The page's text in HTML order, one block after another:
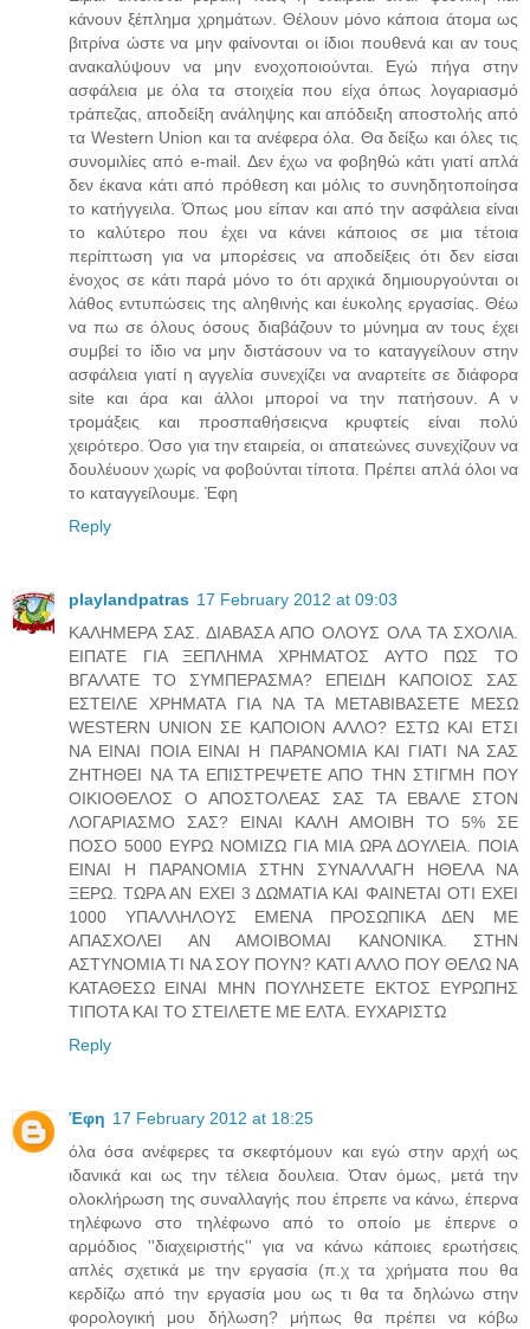
κάνουν ξέπλημα χρημάτων. Θέλουν μόνο κάποια άτομα ως
βιτρίνα ώστε να μην φαίνονται οι ίδιοι πουθενά και αν τους
ανακαλύψουν να μην ενοχοποιούνται. Εγώ πήγα στην
ασφάλεια με όλα τα στοιχεία που είχα όπως λογαριασμό
τράπεζας, αποδείξη ανάληψης και απόδειξη αποστολής από
τα Western Union και τα ανέφερα όλα. Θα δείξω και όλες τις
συνομιλίες από e-mail. Δεν έχω να φοβηθώ κάτι γιατί απλά
δεν έκανα κάτι από πρόθεση και μόλις το συνηδητοποίησα
το κατήγγειλα. Όπως μου είπαν και από την ασφάλεια είναι
το καλύτερο που έχει να κάνει κάποιος σε μια τέτοια
περίπτωση για να μπορέσεις να αποδείξεις ότι δεν είσαι
ένοχος σε κάτι παρά μόνο το ότι αρχικά δημιουργούνται οι
λάθος εντυπώσεις της αληθινής και έυκολης εργασίας. Θέω
να πω σε όλους όσους διαβάζουν το μύνημα αν τους έχει
συμβεί το ίδιο να μην διστάσουν να το καταγγείλουν στην
ασφάλεια γιατί η αγγελία συνεχίζει να αναρτείτε σε διάφορα
site και άρα και άλλοι μποροί να την πατήσουν. Α ν
τρομάξεις και προσπαθήσειςνα κρυφτείς είναι πολύ
χειρότερο. Όσο για την εταιρεία, οι απατεώνες συνεχίζουν να
δουλέυουν χωρίς να φοβούνται τίποτα. Πρέπει απλά όλοι να
το καταγγείλουμε. Έφη
Reply
playlandpatras 17 February 2012 at 09:03
ΚΑΛΗΜΕΡΑ ΣΑΣ. ΔΙΑΒΑΣΑ ΑΠΟ ΟΛΟΥΣ ΟΛΑ ΤΑ ΣΧΟΛΙΑ.
ΕΙΠΑΤΕ ΓΙΑ ΞΕΠΛΗΜΑ ΧΡΗΜΑΤΟΣ ΑΥΤΟ ΠΩΣ ΤΟ
ΒΓΑΛΑΤΕ ΤΟ ΣΥΜΠΕΡΑΣΜΑ? ΕΠΕΙΔΗ ΚΑΠΟΙΟΣ ΣΑΣ
ΕΣΤΕΙΛΕ ΧΡΗΜΑΤΑ ΓΙΑ ΝΑ ΤΑ ΜΕΤΑΒΙΒΑΣΕΤΕ ΜΕΣΩ
WESTERN UNION ΣΕ ΚΑΠΟΙΟΝ ΑΛΛΟ? ΕΣΤΩ ΚΑΙ ΕΤΣΙ
ΝΑ ΕΙΝΑΙ ΠΟΙΑ ΕΙΝΑΙ Η ΠΑΡΑΝΟΜΙΑ ΚΑΙ ΓΙΑΤΙ ΝΑ ΣΑΣ
ΖΗΤΗΘΕΙ ΝΑ ΤΑ ΕΠΙΣΤΡΕΨΕΤΕ ΑΠΟ ΤΗΝ ΣΤΙΓΜΗ ΠΟΥ
ΟΙΚΙΟΘΕΛΟΣ Ο ΑΠΟΣΤΟΛΕΑΣ ΣΑΣ ΤΑ ΕΒΑΛΕ ΣΤΟΝ
ΛΟΓΑΡΙΑΣΜΟ ΣΑΣ? ΕΙΝΑΙ ΚΑΛΗ ΑΜΟΙΒΗ ΤΟ 5% ΣΕ
ΠΟΣΟ 5000 ΕΥΡΩ ΝΟΜΙΖΩ ΓΙΑ ΜΙΑ ΩΡΑ ΔΟΥΛΕΙΑ. ΠΟΙΑ
ΕΙΝΑΙ Η ΠΑΡΑΝΟΜΙΑ ΣΤΗΝ ΣΥΝΑΛΛΑΓΗ ΗΘΕΛΑ ΝΑ
ΞΕΡΩ. ΤΩΡΑ ΑΝ ΕΧΕΙ 3 ΔΩΜΑΤΙΑ ΚΑΙ ΦΑΙΝΕΤΑΙ ΟΤΙ ΕΧΕΙ
1000 ΥΠΑΛΛΗΛΟΥΣ ΕΜΕΝΑ ΠΡΟΣΩΠΙΚΑ ΔΕΝ ΜΕ
ΑΠΑΣΧΟΛΕΙ ΑΝ ΑΜΟΙΒΟΜΑΙ ΚΑΝΟΝΙΚΑ. ΣΤΗΝ
ΑΣΤΥΝΟΜΙΑ ΤΙ ΝΑ ΣΟΥ ΠΟΥΝ? ΚΑΤΙ ΑΛΛΟ ΠΟΥ ΘΕΛΩ ΝΑ
ΚΑΤΑΘΕΣΩ ΕΙΝΑΙ ΜΗΝ ΠΟΥΛΗΣΕΤΕ ΕΚΤΟΣ ΕΥΡΩΠΗΣ
ΤΙΠΟΤΑ ΚΑΙ ΤΟ ΣΤΕΙΛΕΤΕ ΜΕ ΕΛΤΑ. ΕΥΧΑΡΙΣΤΩ
Reply
Έφη 17 February 2012 at 18:25
όλα όσα ανέφερες τα σκεφτόμουν και εγώ στην αρχή ως
ιδανικά και ως την τέλεια δουλεια. Όταν όμως, μετά την
ολοκλήρωση της συναλλαγής που έπρεπε να κάνω, έπερνα
τηλέφωνο στο τηλέφωνο από το οποίο με έπερνε ο
αρμόδιος ''διαχειριστής'' για να κάνω κάποιες ερωτήσεις
απλές σχετικά με την εργασία (π.χ τα χρήματα που θα
κερδίζω από την εργασία μου ως τι θα τα δηλώνω στην
φορολογική μου δήλωση? μήπως θα πρέπει να κόβω